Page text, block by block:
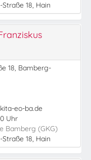
18, Hain
18, Bamberg-
eo-ba.de
Uhr
Bamberg (GKG)
18, Hain